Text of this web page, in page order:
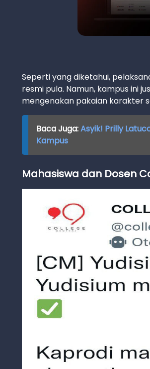
Seperti yang diketahui,
resmi pula. Namun, kampus ini
mengenakan pakaian karakter
Baca Juga:Asyik! Prilly
Kampus
Mahasiswa dan Dosen